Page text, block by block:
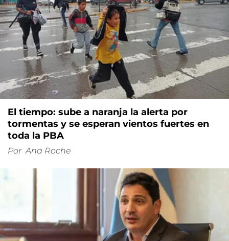
El tiempo: sube a naranja la alerta por
tormentas y se esperan vientos fuertes en
toda la PBA
Por Ana Roche